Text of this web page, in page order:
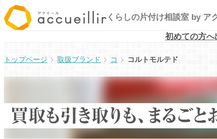
内
容
キ
ッ
くらしの片付け相談室 by ア
初めての方へ
取扱ブランド コ コルトモルテド